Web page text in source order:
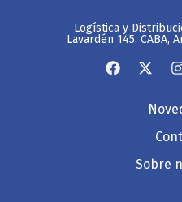
Logística y
Lavardén 145. CABA,
Sobre